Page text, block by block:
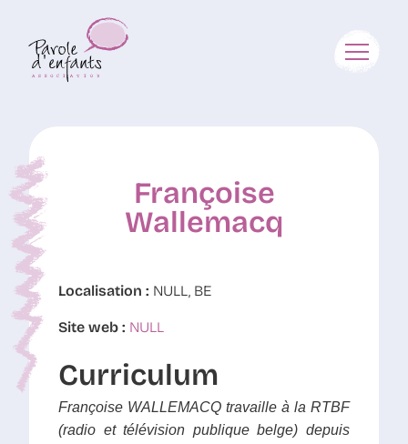
Françoise
Wallemacq
Localisation : NULL, BE
Site web : NULL
Curriculum
Françoise WALLEMACQ travaille à la RTBF
(radio et télévision publique belge) depuis